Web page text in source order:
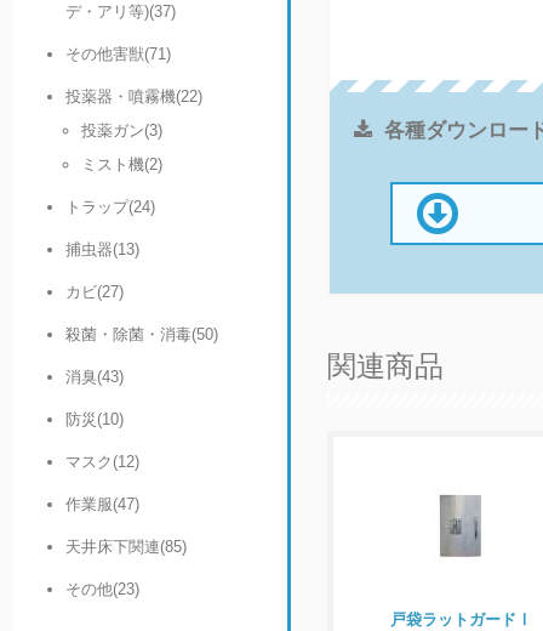
デ・アリ等)(37)
その他害獣(71)
投薬器・噴霧機(22)
投薬ガン(3)
ミスト機(2)
トラップ(24)
捕虫器(13)
カビ(27)
殺菌・除菌・消毒(50)
消臭(43)
防災(10)
マスク(12)
作業服(47)
天井床下関連(85)
その他(23)
各種ダウンロー
関連商品
戸袋ラットガードⅠ